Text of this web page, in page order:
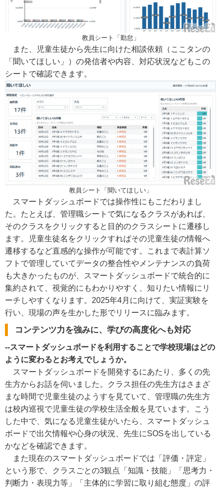
教員シート「勤怠」
また、児童生徒から先生に向けた相談依頼（ここタンの
「聞いてほしい」）の発信者や内容、対応状況などもこの
シートで確認できます。
教員シート「聞いてほしい」
スマートダッシュボードでは操作性にもこだわりまし
た。たとえば、管理職シートで気になるクラスがあれば、
そのクラスをクリックすると目的のクラスシートに遷移し
ます。児童生徒名をクリックすればその児童生徒の情報へ
遷移するなど直感的な操作が可能です。これまで表計算ソ
フトで管理していてデータの整合性やメンテナンスの負荷
も大きかったものが、スマートダッシュボードで統合的に
集約されて、視覚的にもわかりやすく、知りたい情報にリ
ーチしやすくなります。2025年4月に向けて、実証実験を
行い、現場の声を生かした形でリリースに臨みます。
コンテンツ力を強みに、学びの高度化へも対応
--スマートダッシュボードを利用することで学校現場はどの
ように変わるとお考えでしょうか。
スマートダッシュボードを開発するにあたり、多くの先
生方からお話を伺いました。クラス担任の先生方はさまざ
まな時間で児童生徒のようすを見ていて、管理職の先生方
は校内巡視で児童生徒の学校生活全般を見ています。こう
した中で、気になる児童生徒がいたら、スマートダッシュ
ボードで出欠情報や心身の状況、先生にSOSを出している
かなどを確認できます。
また現在のスマートダッシュボードでは「評価・評定」
という形で、クラスごとの3観点「知識・技能」「思考力・
判断力・表現力等」「主体的に学習に取り組む態度」の評